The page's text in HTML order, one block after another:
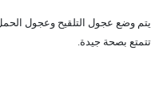
يتم وضع عجول التلقيح وعجول
تتمتع بصحة جيدة.